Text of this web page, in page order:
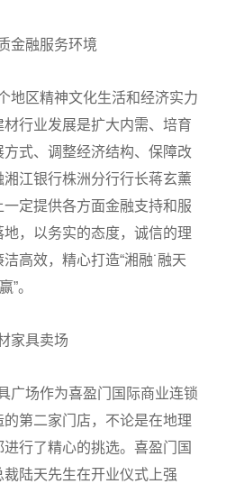
金融服务环境
地区精神文化生活和经济实力
行业发展是扩大内需、培育
式、调整经济结构、保障改
江银行株洲分行行长蒋玄薰
定提供各方面金融支持和服
，以务实的态度，诚信的理
高效，精心打造“湘融˙融天
”。
家具卖场
广场作为喜盈门国际商业连锁
第二家门店，不论是在地理
行了精心的挑选。喜盈门国
陆天先生在开业仪式上强